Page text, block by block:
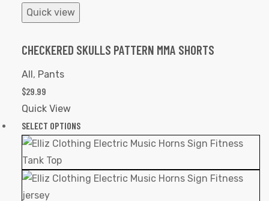
Quick view
CHECKERED SKULLS PATTERN MMA SHORTS
All , Pants
$29.99
Quick View
SELECT OPTIONS